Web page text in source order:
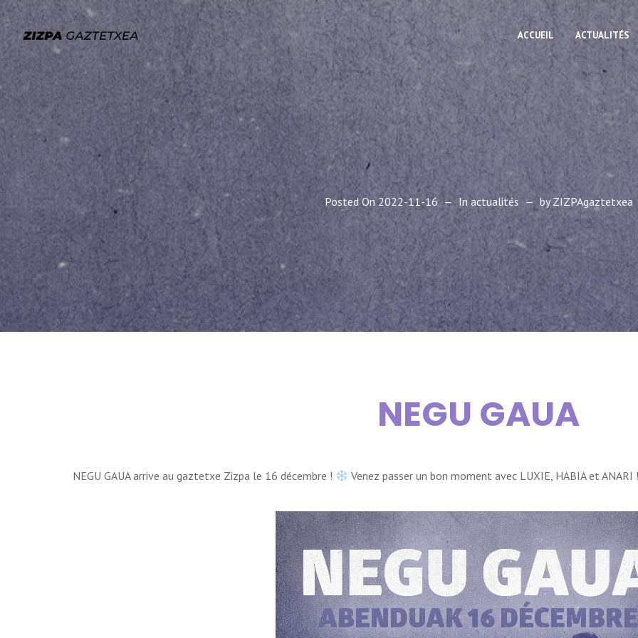
ACCUEIL ACTUALITÉS
Posted On 2022-11-16 In actualités byZIZPAgaztetxea
NEGU GAUA
NEGU GAUA arrive au gaztetxe Zizpa le 16 décembre ! Venez passer un bon moment avec LUXIE, HABIA et